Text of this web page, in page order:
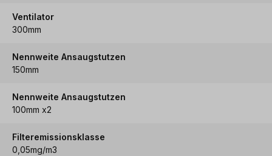
Ventilator
300mm
Nennweite Ansaugstutzen
150mm
Nennweite Ansaugstutzen
100mm x2
Filteremissionsklasse
0,05mg/m3